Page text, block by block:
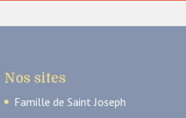
Nos sites
Famille de Saint Joseph